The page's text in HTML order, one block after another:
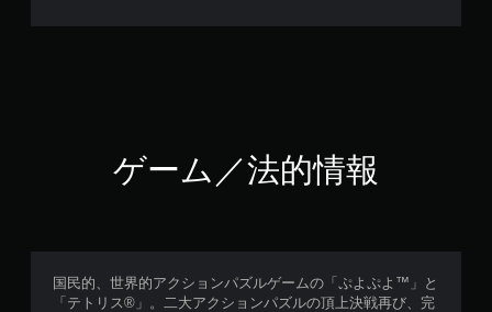
ゲーム／法的情報
国民的、世界的アクションパズルゲームの「ぷよぷよ™」と
「テトリス®」。二大アクションパズルの頂上決戦再び、完